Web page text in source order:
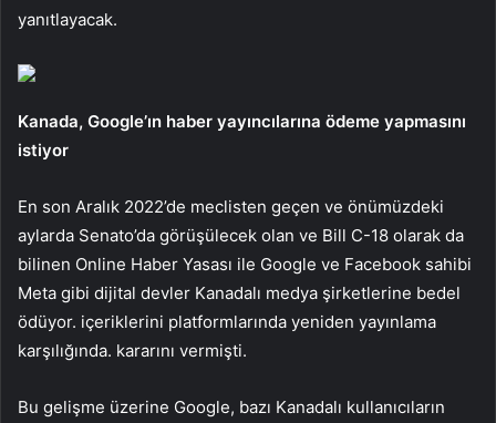
yanıtlayacak.
Kanada, Google’ın haber yayıncılarına ödeme yapmasını
istiyor
En son Aralık 2022’de meclisten geçen ve önümüzdeki
aylarda Senato’da görüşülecek olan ve Bill C-18 olarak da
bilinen Online Haber Yasası ile Google ve Facebook sahibi
Meta gibi dijital devler Kanadalı medya şirketlerine bedel
ödüyor. içeriklerini platformlarında yeniden yayınlama
karşılığında. kararını vermişti.
Bu gelişme üzerine Google, bazı Kanadalı kullanıcıların